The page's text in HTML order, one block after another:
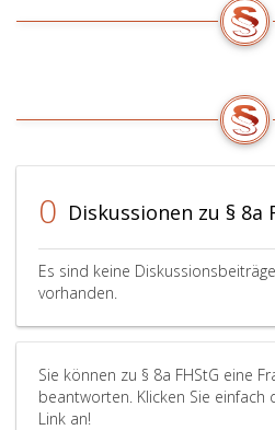
0 Diskussionen zu § 8a
Es sind keine
vorhanden.
Sie können zu § 8a FHStG eine
beantworten. Klicken Sie
Link an!